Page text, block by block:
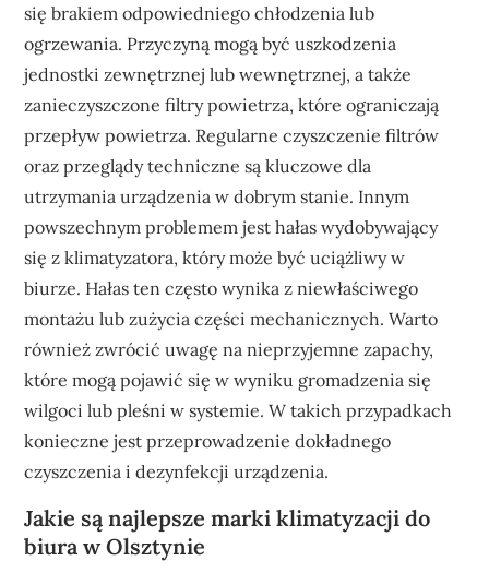
się brakiem odpowiedniego chłodzenia lub
ogrzewania. Przyczyną mogą być uszkodzenia
jednostki zewnętrznej lub wewnętrznej, a także
zanieczyszczone filtry powietrza, które ograniczają
przepływ powietrza. Regularne czyszczenie filtrów
oraz przeglądy techniczne są kluczowe dla
utrzymania urządzenia w dobrym stanie. Innym
powszechnym problemem jest hałas wydobywający
się z klimatyzatora, który może być uciążliwy w
biurze. Hałas ten często wynika z niewłaściwego
montażu lub zużycia części mechanicznych. Warto
również zwrócić uwagę na nieprzyjemne zapachy,
które mogą pojawić się w wyniku gromadzenia się
wilgoci lub pleśni w systemie. W takich przypadkach
konieczne jest przeprowadzenie dokładnego
czyszczenia i dezynfekcji urządzenia.
Jakie są najlepsze marki klimatyzacji do
biura w Olsztynie